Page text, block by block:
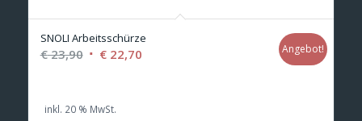
SNOLI Arbeitsschürze
€23,90 Ursprünglicher
€ 23,90
€22,70Aktueller
Angebot!
inkl. 20 % MwSt.